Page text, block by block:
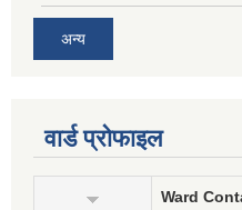
अन्य
वार्ड प्रोफाइल
Ward